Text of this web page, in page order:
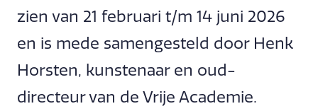
zien van 21 februari t/m 14 juni 2026
en is mede samengesteld door Henk
Horsten, kunstenaar en oud-
directeur van de Vrije Academie.